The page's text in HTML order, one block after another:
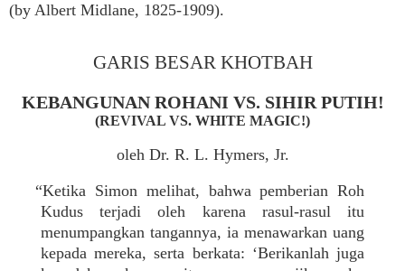
(by Albert Midlane, 1825-1909).
GARIS BESAR KHOTBAH
KEBANGUNAN ROHANI VS. SIHIR PUTIH!
(REVIVAL VS. WHITE MAGIC!)
oleh Dr. R. L. Hymers, Jr.
“Ketika Simon melihat, bahwa pemberian Roh
Kudus terjadi oleh karena rasul-rasul itu
menumpangkan tangannya, ia menawarkan uang
kepada mereka, serta berkata: ‘Berikanlah juga